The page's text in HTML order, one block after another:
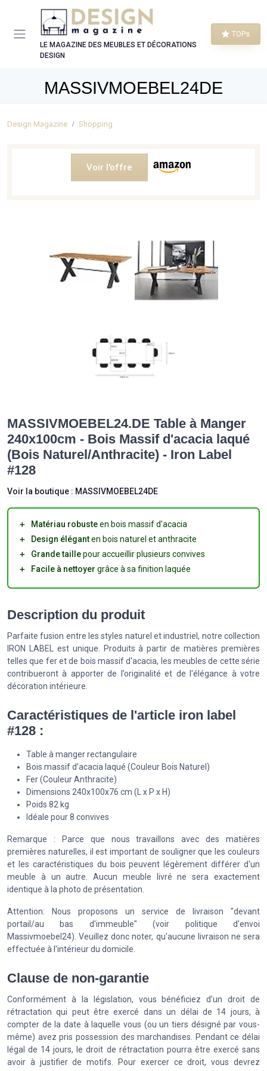
LE MAGAZINE DES MEUBLES ET DÉCORATIONS
DESIGN
TOPs
MASSIVMOEBEL24DE
Design Magazine Shopping
Voir l'offre
MASSIVMOEBEL24.DE Table à Manger
240x100cm - Bois Massif d'acacia laqué
(Bois Naturel/Anthracite) - Iron Label
#128
Voir la boutique : MASSIVMOEBEL24DE
＋ Matériau robusteen bois massif d'acacia
＋
Design éléganten bois naturel et anthracite
＋
Grande taillepour accueillir plusieurs convives
＋
Facile à nettoyer grâce à sa finition laquée
Description du produit
Parfaite fusion entre les styles naturel et industriel, notre collection
IRON LABEL est unique. Produits à partir de matières premières
telles que fer et de bois massif d'acacia, les meubles de cette série
contribueront à apporter de l’originalité et de l'élégance à votre
décoration intérieure.
Caractéristiques de l'article iron label
#128 :
Table à manger rectangulaire
Bois massif d’acacia laqué (Couleur Bois Naturel)
Fer (Couleur Anthracite)
Dimensions 240x100x76 cm (L x P x H)
Poids 82 kg
Idéale pour 8 convives
Remarque : Parce que nous travaillons avec des matières
premières naturelles, il est important de souligner que les couleurs
et les caractéristiques du bois peuvent légèrement différer d'un
meuble à un autre. Aucun meuble livré ne sera exactement
identique à la photo de présentation.
Attention: Nous proposons un service de livraison "devant
portail/au bas d'immeuble" (voir politique d'envoi
Massivmoebel24). Veuillez donc noter, qu'aucune livraison ne sera
effectuée à l'intérieur du domicile.
Clause de non-garantie
Conformément à la législation, vous bénéficiez d’un droit de
rétractation qui peut être exercé dans un délai de 14 jours, à
compter de la date à laquelle vous (ou un tiers désigné par vous-
même) avez pris possession des marchandises. Pendant ce délai
légal de 14 jours, le droit de rétractation pourra être exercé sans
avoir à justifier de motifs. Pour exercer ce droit, vous devrez
Panneau de gestion des cookies